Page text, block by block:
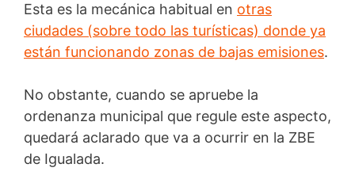
Esta es la mecánica habitual en otras
ciudades (sobre todo las turísticas) donde ya
están funcionando zonas de bajas emisiones.
No obstante, cuando se apruebe la
ordenanza municipal que regule este aspecto,
quedará aclarado que va a ocurrir en la ZBE
de Igualada.